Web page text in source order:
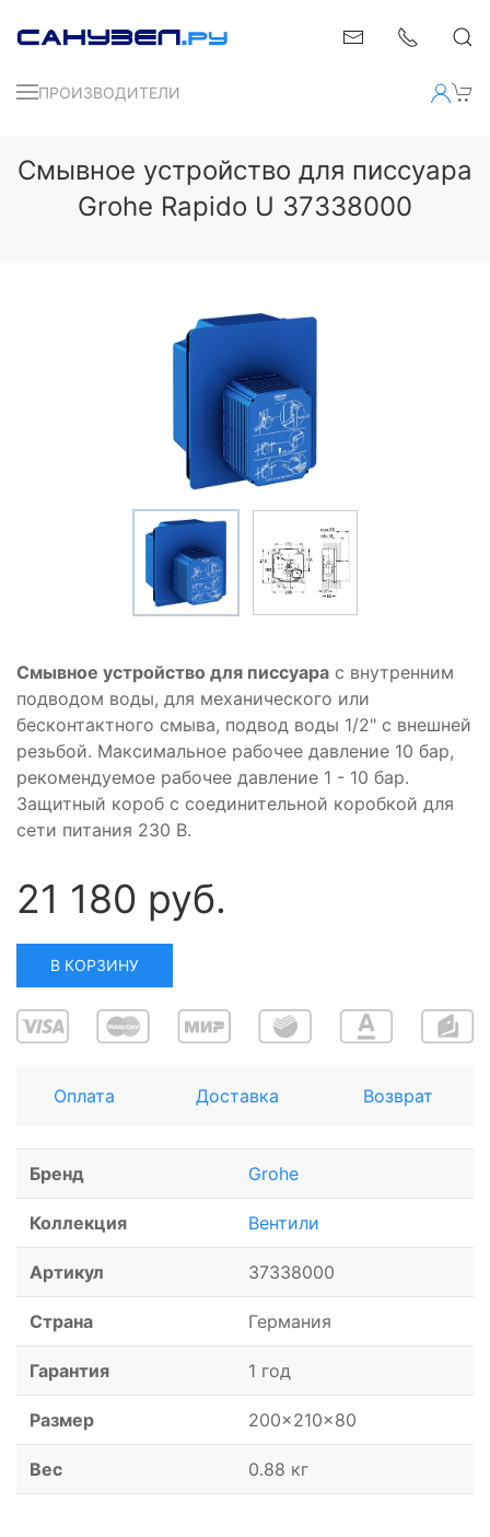
ПРОИЗВОДИТЕЛИ
Смывное устройство для писсуара
Grohe Rapido U 37338000
Смывное устройство для писсуара с внутренним
подводом воды, для механического или
бесконтактного смыва, подвод воды 1/2" с внешней
резьбой. Максимальное рабочее давление 10 бар,
рекомендуемое рабочее давление 1 - 10 бар.
Защитный короб с соединительной коробкой для
сети питания 230 В.
21 180 руб.
В КОРЗИНУ
Оплата Доставка Возврат
Бренд Grohe
Коллекция Вентили
Артикул 37338000
Страна Германия
Гарантия 1 год
Размер 200x210x80
Вес 0.88 кг